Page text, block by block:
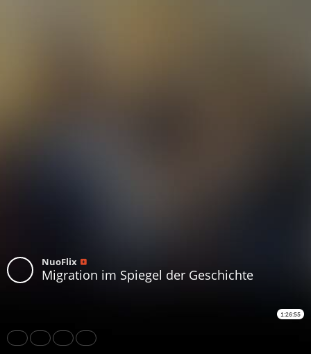
NuoFlix
Migration im Spiegel der Geschichte
1:26:55
Share Like